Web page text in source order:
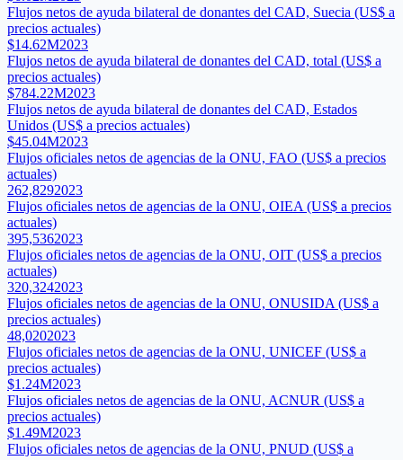
Flujos netos de ayuda bilateral de donantes del CAD, Suecia (US$ a
precios actuales)
$14.62M2023
Flujos netos de ayuda bilateral de donantes del CAD, total (US$ a
precios actuales)
$784.22M2023
Flujos netos de ayuda bilateral de donantes del CAD, Estados
Unidos (US$ a precios actuales)
$45.04M2023
Flujos oficiales netos de agencias de la ONU, FAO (US$ a precios
actuales)
262,8292023
Flujos oficiales netos de agencias de la ONU, OIEA (US$ a precios
actuales)
395,5362023
Flujos oficiales netos de agencias de la ONU, OIT (US$ a precios
actuales)
320,3242023
Flujos oficiales netos de agencias de la ONU, ONUSIDA (US$ a
precios actuales)
48,0202023
Flujos oficiales netos de agencias de la ONU, UNICEF (US$ a
precios actuales)
$1.24M2023
Flujos oficiales netos de agencias de la ONU, ACNUR (US$ a
precios actuales)
$1.49M2023
Flujos oficiales netos de agencias de la ONU, PNUD (US$ a